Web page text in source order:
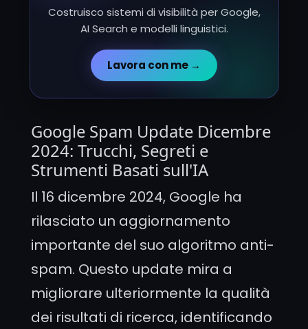
Costruisco sistemi di visibilità per Google,
AI Search e modelli linguistici.
Lavora con me →
Google Spam Update Dicembre
2024: Trucchi, Segreti e
Strumenti Basati sull'IA
Il 16 dicembre 2024, Google ha
rilasciato un aggiornamento
importante del suo algoritmo anti-
spam. Questo update mira a
migliorare ulteriormente la qualità
dei risultati di ricerca, identificando